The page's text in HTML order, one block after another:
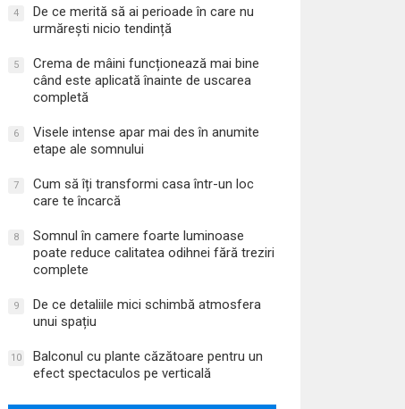
4
De ce merită să ai perioade în care nu
urmărești nicio tendință
5
Crema de mâini funcționează mai bine
când este aplicată înainte de uscarea
completă
6
Visele intense apar mai des în anumite
etape ale somnului
7
Cum să îți transformi casa într-un loc
care te încarcă
8
Somnul în camere foarte luminoase
poate reduce calitatea odihnei fără treziri
complete
9
De ce detaliile mici schimbă atmosfera
unui spațiu
10
Balconul cu plante căzătoare pentru un
efect spectaculos pe verticală